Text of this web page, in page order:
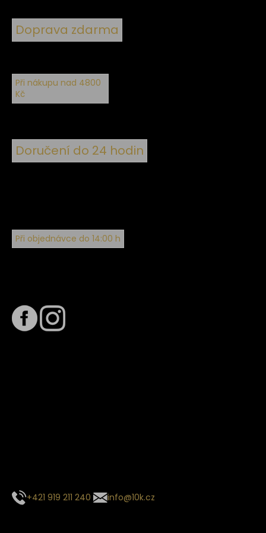
Doprava zdarma
Při nákupu nad 4800
Kč
Doručení do 24 hodin
Při objednávce do 14:00 h
+421 919 211 240 info@10k.cz